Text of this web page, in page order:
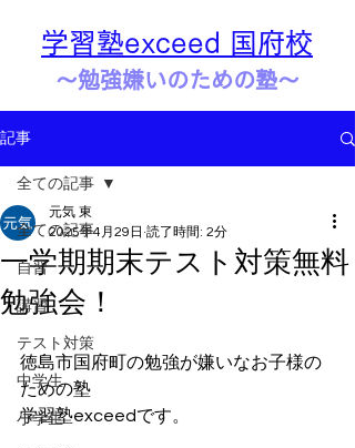
学習塾exceed 国府校
​​～勉強嫌いのための塾～
記事
全ての記事
自習
講習
テスト対策
中学生
小学生
全ての記事
一学期期末テスト対策無料
勉強会！
元気 東
2025年4月29日 読了時間: 2分
徳島市国府町の勉強が嫌いなお子様の
ための塾
学習塾exceedです。